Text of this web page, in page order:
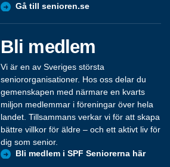
Gå till senioren.se
Bli medlem
Vi är en av Sveriges största
seniororganisationer. Hos oss delar du
gemenskapen med närmare en kvarts
miljon medlemmar i föreningar över hela
landet. Tillsammans verkar vi för att skapa
bättre villkor för äldre – och ett aktivt liv för
dig som senior.
Bli medlem i SPF Seniorerna här